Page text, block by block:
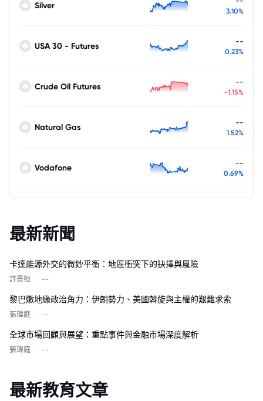
Silver
3.10%
USA 30 - Futures --
0.23%
Crude Oil Futures --
-1.15%
Natural Gas --
1.52%
Vodafone --
0.69%
最新新聞
卡達能源外交的微妙平衡：地區衝突下的抉擇與風險
許景桓 --
黎巴嫩地緣政治角力：伊朗勢力、美國斡旋與主權的艱難求索
張瑋庭 --
全球市場回顧與展望：重點事件與金融市場深度解析
張瑋庭 --
最新教育文章